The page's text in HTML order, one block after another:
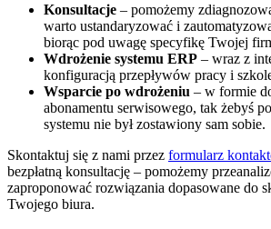
Konsultacje – pomożemy
warto ustandaryzować i
biorąc pod uwagę specyfikę Twojej
Wdrożenie systemu ERP – wraz z
konfiguracją przepływów pracy i
Wsparcie po wdrożeniu – w formie
abonamentu serwisowego, tak żebyś
systemu nie był zostawiony sam sobie.
Skontaktuj się z nami przez formularz
bezpłatną konsultację – pomożemy
zaproponować rozwiązania dopasowane do
Twojego biura.